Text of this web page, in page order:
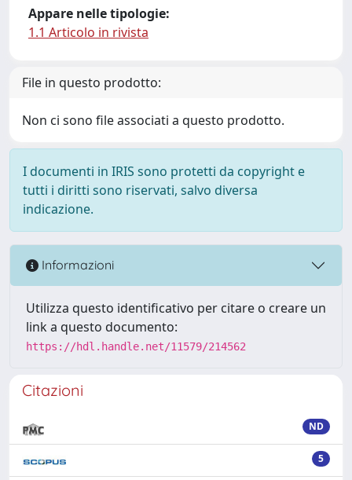
Appare nelle tipologie:
1.1 Articolo in rivista
File in questo prodotto:
Non ci sono file associati a questo prodotto.
I documenti in IRIS sono protetti da copyright e
tutti i diritti sono riservati, salvo diversa
indicazione.
Informazioni
Utilizza questo identificativo per citare o creare un
link a questo documento:
https://hdl.handle.net/11579/214562
Citazioni
ND
5